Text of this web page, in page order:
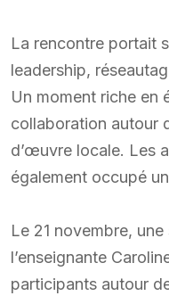
La rencontre portait
leadership,
Un moment riche en
collaboration autour
d’œuvre locale. Les
également occupé
Le 21 novembre,
l’enseignante
participants autour